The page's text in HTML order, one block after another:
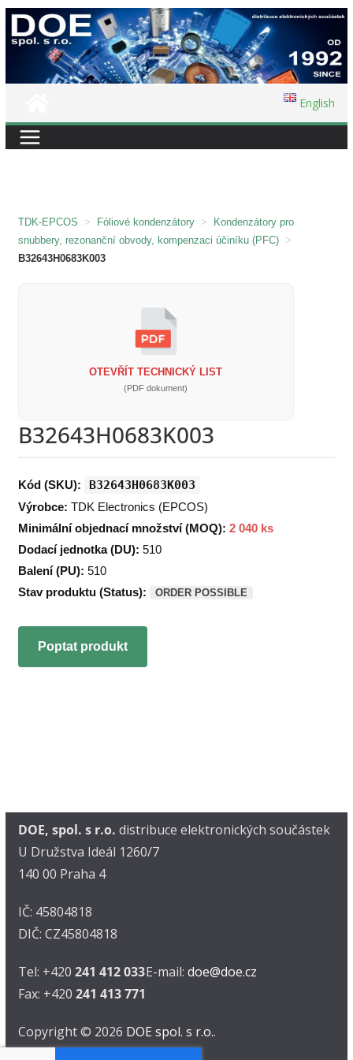
Přeskočit
na
English
TDK-EPCOS > Fóliové kondenzátory >
Kondenzátory pro
snubbery, rezonanční obvody, kompenzaci účiníku (PFC) >
B32643H0683K003
OTEVŘÍT TECHNICKÝ LIST
(PDF dokument)
B32643H0683K003
Kód (SKU): B32643H0683K003
Výrobce: TDK Electronics (EPCOS)
Minimální objednací množství (MOQ): 2 040 ks
Dodací jednotka (DU): 510
Balení (PU): 510
Stav produktu (Status):
ORDER POSSIBLE
Poptat produkt
DOE, spol. s r.o. distribuce elektronických součástek
U Družstva Ideál 1260/7
140 00 Praha 4
IČ: 45804818
DIČ: CZ45804818
Tel: +420 241 412 033
Fax: +420 241 413 771
E-mail: doe@doe.cz
Copyright © 2026 DOE spol. s r.o..